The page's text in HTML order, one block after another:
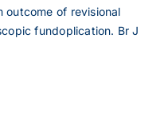
outcome of revisional
fundoplication. Br J